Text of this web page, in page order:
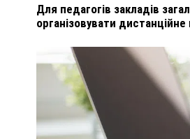
Для педагогів закладів
організовувати